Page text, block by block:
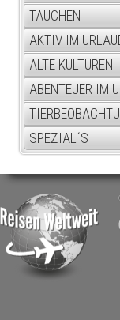
TAUCHEN
AKTIV IM
ALTE KULTUREN
ABENTEUER IM
SPEZIAL´S